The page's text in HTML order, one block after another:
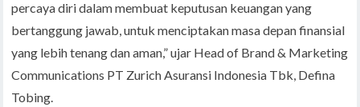
percaya diri dalam membuat keputusan keuangan yang
bertanggung jawab, untuk menciptakan masa depan finansial
yang lebih tenang dan aman,” ujar Head of Brand & Marketing
Communications PT Zurich Asuransi Indonesia Tbk, Defina
Tobing.